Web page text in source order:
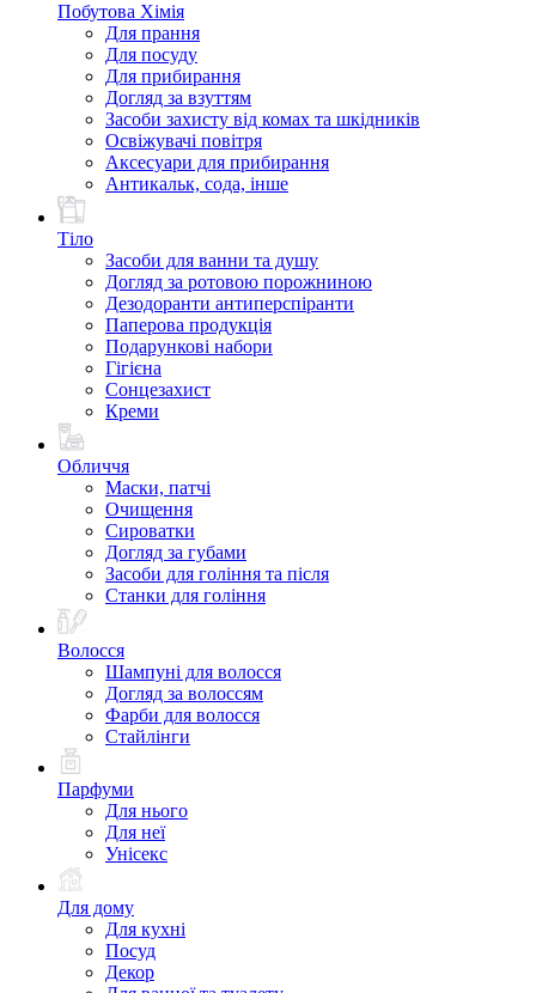
Побутова Хімія
Для прання
Для посуду
Для прибирання
Догляд за взуттям
Засоби захисту від комах та шкідників
Освіжувачі повітря
Аксесуари для прибирання
Антикальк, сода, інше
Тіло
Засоби для ванни та душу
Догляд за ротовою порожниною
Дезодоранти антиперспіранти
Паперова продукція
Подарункові набори
Гігієна
Сонцезахист
Креми
Обличчя
Маски, патчі
Очищення
Сироватки
Догляд за губами
Засоби для гоління та після
Станки для гоління
Волосся
Шампуні для волосся
Догляд за волоссям
Фарби для волосся
Стайлінги
Парфуми
Для нього
Для неї
Унісекс
Для дому
Для кухні
Посуд
Декор